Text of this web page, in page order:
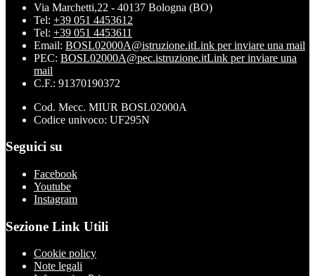
Via Marchetti,22 - 40137 Bologna (BO)
Tel: +39 051 4453612
Tel: +39 051 4453611
Email: BOSL02000A@istruzione.itLink per inviare una mail
PEC: BOSL02000A@pec.istruzione.itLink per inviare una
mail
C.F.: 91370190372
Cod. Mecc. MIUR BOSL02000A
Codice univoco: UF295N
Seguici su
Facebook
Youtube
Instagram
Sezione Link Utili
Cookie policy
Note legali